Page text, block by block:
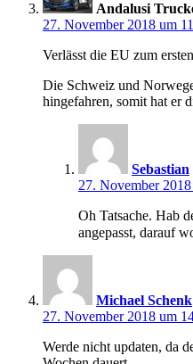
Andalusi
27. November 2018 um
Verlässt die EU zum
Die Schweiz und
hingefahren, somit hat er
Sebastian
27. November
Oh Tatsache. Hab
angepasst, darauf
Michael Schenk
27. November 2018 um
Werde nicht updaten, da